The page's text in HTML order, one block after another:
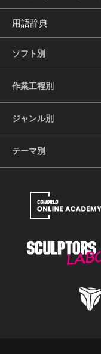
用語辞典
ソフト別
作業工程別
ジャンル別
テーマ別